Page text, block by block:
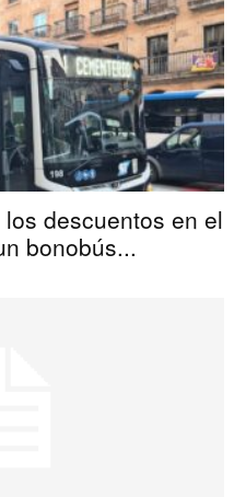
descuentos en el
bonobús...